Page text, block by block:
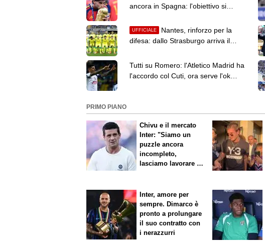
ancora in Spagna: l'obiettivo si
UFFICIALE
Nantes, rinforzo per la
difesa: dallo Strasburgo arriva il
Tutti su Romero: l'Atletico Madrid ha
l'accordo col Cuti, ora serve l'ok
PRIMO PIANO
Chivu e il mercato
Inter: "Siamo un
puzzle ancora
incompleto,
lasciamo lavorare i
Inter, amore per
sempre. Dimarco è
pronto a prolungare
il suo contratto con
i nerazzurri